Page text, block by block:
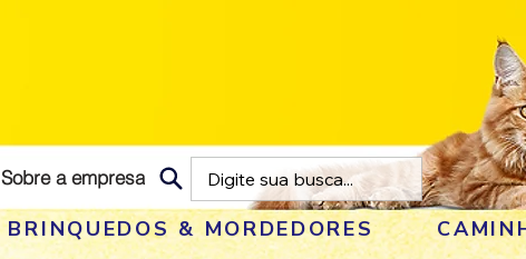
Sobre a empresa
BRINQUEDOS & MORDEDORES